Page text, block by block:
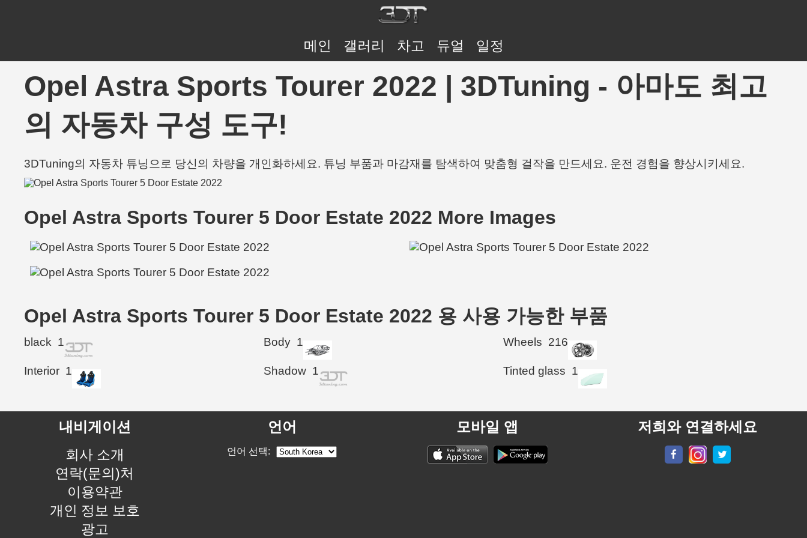
메인 갤러리 차고 듀얼 일정
Opel Astra Sports Tourer 2022 | 3DTuning - 아마도 최고
의 자동차 구성 도구!
3DTuning의 자동차 튜닝으로 당신의 차량을 개인화하세요. 튜닝 부품과 마감재를 탐색하여 맞춤형 걸작을 만드세요. 운전 경험을 향상시키세요.
Opel Astra Sports Tourer 5 Door Estate 2022 More Images
Opel Astra Sports Tourer 5 Door Estate 2022 용 사용 가능한 부품
black 1 Body 1 Wheels 216
Interior 1 Shadow 1 Tinted glass 1
내비게이션
회사 소개
연락(문의)처
이용약관
개인 정보 보호
광고
언어
언어 선택:
모바일 앱 저희와 연결하세요